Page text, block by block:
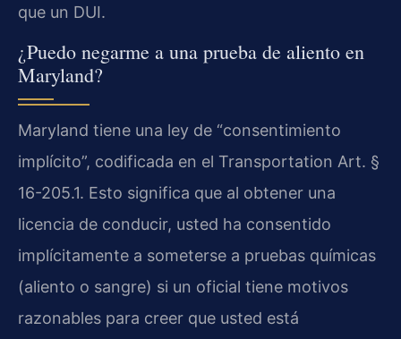
que un DUI.
¿Puedo negarme a una prueba de aliento en
Maryland?
Maryland tiene una ley de “consentimiento
implícito”, codificada en el Transportation Art. §
16-205.1. Esto significa que al obtener una
licencia de conducir, usted ha consentido
implícitamente a someterse a pruebas químicas
(aliento o sangre) si un oficial tiene motivos
razonables para creer que usted está